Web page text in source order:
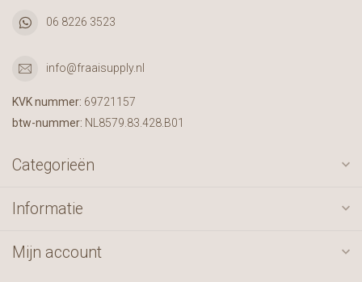
06 8226 3523
info@fraaisupply.nl
KVK nummer: 69721157
btw-nummer: NL8579.83.428.B01
Categorieën
Informatie
Mijn account